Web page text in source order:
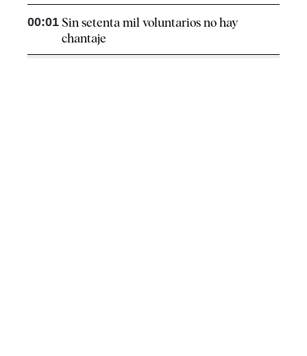
00:01 Sin setenta mil voluntarios no hay
chantaje